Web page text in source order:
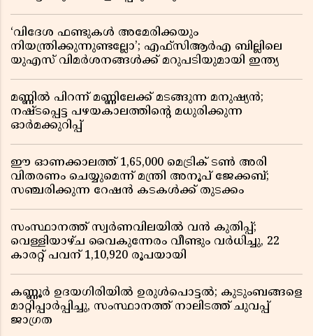
‘വിദേശ ഫണ്ടുകൾ അമേരിക്കയും
നിയന്ത്രിക്കുന്നുണ്ടല്ലോ’; എഫ്സിആർഎ ബില്ലിലെ
യുഎസ് വിമർശനങ്ങൾക്ക് മറുപടിയുമായി ഇന്ത്യ
മണ്ണിൽ പിറന്ന് മണ്ണിലേക്ക് മടങ്ങുന്ന മനുഷ്യൻ;
നഷ്ടപ്പെട്ട പഴയകാലത്തിൻ്റെ മധുരിക്കുന്ന
ഓർമക്കുറിപ്പ്
ഈ ഓണക്കാലത്ത് 1,65,000 മെട്രിക് ടൺ അരി
വിതരണം ചെയ്യുമെന്ന് മന്ത്രി അനൂപ് ജേക്കബ്;
സഞ്ചരിക്കുന്ന റേഷൻ കടകൾക്ക് തുടക്കം
സംസ്ഥാനത്ത് സ്വർണവിലയിൽ വൻ കുതിപ്പ്;
വെള്ളിയാഴ്ച വൈകുന്നേരം വീണ്ടും വർധിച്ചു, 22
കാരറ്റ് പവന് 1,10,920 രൂപയായി
കണ്ണൂർ ഉദയഗിരിയിൽ ഉരുൾപൊട്ടൽ; കുടുംബങ്ങളെ
മാറ്റിപ്പാർപ്പിച്ചു, സംസ്ഥാനത്ത് നാലിടത്ത് ചുവപ്പ്
ജാഗ്രത